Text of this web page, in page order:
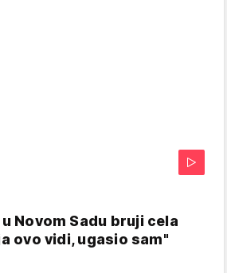
Novom Sadu bruji cela
ovo vidi, ugasio sam"